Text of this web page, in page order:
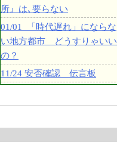
所』は､要らない
01/01 「時代遅れ」にならな
い地方都市 どうすりゃいい
の？
11/24 安否確認 伝言板